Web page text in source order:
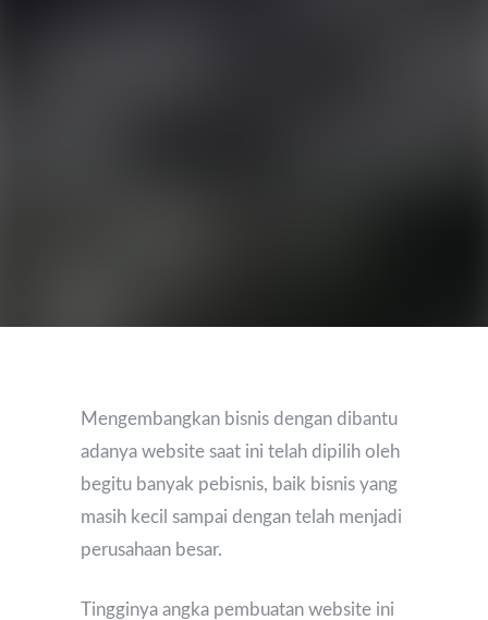
Mengembangkan bisnis dengan dibantu
adanya website saat ini telah dipilih oleh
begitu banyak pebisnis, baik bisnis yang
masih kecil sampai dengan telah menjadi
perusahaan besar.
Tingginya angka pembuatan website ini